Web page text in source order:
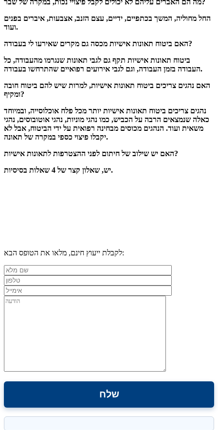
החל מחוליה, המשך בכתפיים, ידיים, עצם הזנב, אצבעות, איברים בפנים
ועוד.
האם ביטוח תאונות אישיות מכסה גם מקרים שאירעו לי בעבודה?
ביטוח תאונות אישיות תקף גם לגבי תאונות שנגרמו מהעבודה, כל
העבודה בזמן העבודה, וגם לגבי אירועים רפואיים שהתרחשו בעבודה.
האם נהגים צריכים ביטוח תאונות אישיות, למרות שיש להם ביטוח חובה
ומקיף?
נהגים צריכים ביטוח תאונות אישיות יותר מכל פלח אוכלוסייה, ובמיוחד
כאלה שנמצאים הרבה על הכביש, כמו נהגי מוניות, נהגי אוטובוסים, נהגי
משאית ועוד. הנהגים מכוסים מבחינה רפואית על ידי הביטוח, אבל לא
יקבלו פיצוי כספי במקרה של תאונה.
האם יש שילוב של חיתום לפני ההצטרפות לתאונות אישיות?
יש, שאלון קצר של 4 שאלות בסיסיות.
לקבלת ייעוץ חינם, מלאו את הטופס הבא: